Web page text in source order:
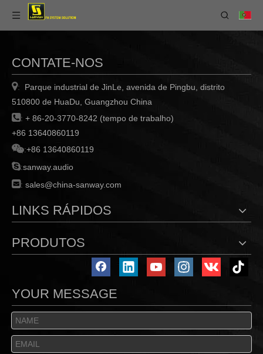
CONTATE-NOS
:
Parque industrial de JinLe, avenida de Pingbu, distrito
510800 de HuaDu, Guangzhou China
: + 86-20-3770-8242 (tempo de trabalho)
+86 13640860119
:+86 13640860119
:sanway.audio
: sales@china-sanway.com
LINKS RÁPIDOS
PRODUTOS
YOUR MESSAGE